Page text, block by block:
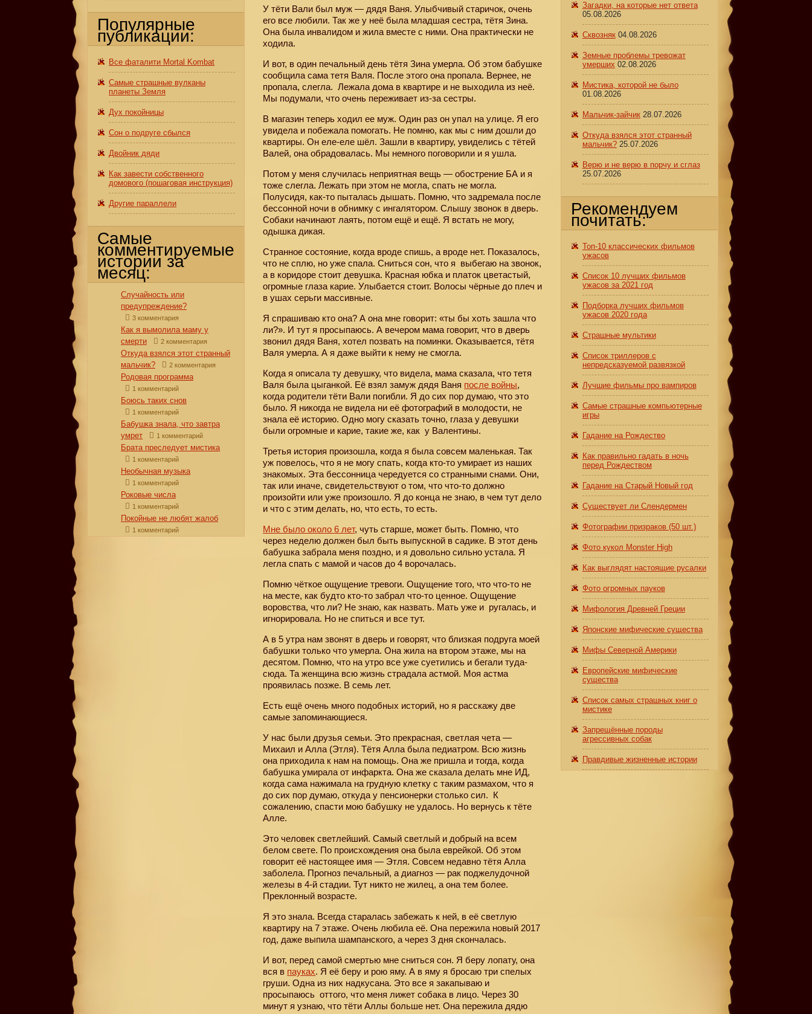
У тёти Вали был муж — дядя Ваня. Улыбчивый старичок, очень
его все любили. Так же у неё была младшая сестра, тётя Зина.
Она была инвалидом и жила вместе с ними. Она практически не
ходила.
И вот, в один печальный день тётя Зина умерла. Об этом бабушке
сообщила сама тетя Валя. После этого она пропала. Вернее, не
пропала, слегла. Лежала дома в квартире и не выходила из неё.
Мы подумали, что очень переживает из-за сестры.
В магазин теперь ходил ее муж. Один раз он упал на улице. Я его
увидела и побежала помогать. Не помню, как мы с ним дошли до
квартиры. Он еле-еле шёл. Зашли в квартиру, увиделись с тётей
Валей, она обрадовалась. Мы немного поговорили и я ушла.
Потом у меня случилась неприятная вещь — обострение БА и я
тоже слегла. Лежать при этом не могла, спать не могла.
Полусидя, как-то пыталась дышать. Помню, что задремала после
бессонной ночи в обнимку с ингалятором. Слышу звонок в дверь.
Собаки начинают лаять, потом ещё и ещё. Я встать не могу,
одышка дикая.
Странное состояние, когда вроде спишь, а вроде нет. Показалось,
что не сплю, но уже спала. Сниться сон, что я выбегаю на звонок,
а в коридоре стоит девушка. Красная юбка и платок цветастый,
огромные глаза карие. Улыбается стоит. Волосы чёрные до плеч и
в ушах серьги массивные.
Я спрашиваю кто она? А она мне говорит: «ты бы хоть зашла что
ли?». И тут я просыпаюсь. А вечером мама говорит, что в дверь
звонил дядя Ваня, хотел позвать на поминки. Оказывается, тётя
Валя умерла. А я даже выйти к нему не смогла.
Когда я описала ту девушку, что видела, мама сказала, что тетя
Валя была цыганкой. Её взял замуж дядя Ваня после войны,
когда родители тёти Вали погибли. Я до сих пор думаю, что это
было. Я никогда не видела ни её фотографий в молодости, не
знала её историю. Одно могу сказать точно, глаза у девушки
были огромные и карие, такие же, как у Валентины.
Третья история произошла, когда я была совсем маленькая. Так
уж повелось, что я не могу спать, когда кто-то умирает из наших
знакомых. Эта бессонница чередуется со странными снами. Они,
так или иначе, свидетельствуют о том, что что-то должно
произойти или уже произошло. Я до конца не знаю, в чем тут дело
и что с этим делать, но, что есть, то есть.
Мне было около 6 лет, чуть старше, может быть. Помню, что
через неделю должен был быть выпускной в садике. В этот день
бабушка забрала меня поздно, и я довольно сильно устала. Я
легла спать с мамой и часов до 4 ворочалась.
Помню чёткое ощущение тревоги. Ощущение того, что что-то не
на месте, как будто кто-то забрал что-то ценное. Ощущение
воровства, что ли? Не знаю, как назвать. Мать уже и ругалась, и
игнорировала. Но не спиться и все тут.
А в 5 утра нам звонят в дверь и говорят, что близкая подруга моей
бабушки только что умерла. Она жила на втором этаже, мы на
десятом. Помню, что на утро все уже суетились и бегали туда-
сюда. Та женщина всю жизнь страдала астмой. Моя астма
проявилась позже. В семь лет.
Есть ещё очень много подобных историй, но я расскажу две
самые запоминающиеся.
У нас были друзья семьи. Это прекрасная, светлая чета —
Михаил и Алла (Этля). Тётя Алла была педиатром. Всю жизнь
она приходила к нам на помощь. Она же пришла и тогда, когда
бабушка умирала от инфаркта. Она же сказала делать мне ИД,
когда сама нажимала на грудную клетку с таким размахом, что я
до сих пор думаю, откуда у пенсионерки столько сил. К
сожалению, спасти мою бабушку не удалось. Но вернусь к тёте
Алле.
Это человек светлейший. Самый светлый и добрый на всем
белом свете. По происхождения она была еврейкой. Об этом
говорит её настоящее имя — Этля. Совсем недавно тётя Алла
заболела. Прогноз печальный, а диагноз — рак поджелудочной
железы в 4-й стадии. Тут никто не жилец, а она тем более.
Преклонный возрасте.
Я это знала. Всегда старалась забежать к ней, в её светлую
квартиру на 7 этаже. Очень любила её. Она пережила новый 2017
год, даже выпила шампанского, а через 3 дня скончалась.
И вот, перед самой смертью мне сниться сон. Я беру лопату, она
вся в пауках. Я её беру и рою яму. А в яму я бросаю три спелых
груши. Одна из них надкусана. Это все я закапываю и
просыпаюсь оттого, что меня лижет собака в лицо. Через 30
минут я узнаю, что тёти Аллы больше нет. Она пережила дядю
Популярные
публикации:
Все фаталити Mortal Kombat
Самые страшные вулканы
планеты Земля
Дух покойницы
Сон о подруге сбылся
Двойник дяди
Как завести собственного
домового (пошаговая инструкция)
Другие параллели
Самые
комментируемые
истории за
месяц:
Случайность или
предупреждение?
3 комментария
Как я вымолила маму у
смерти
2 комментария
Откуда взялся этот странный
мальчик?
2 комментария
Родовая программа
1 комментарий
Боюсь таких снов
1 комментарий
Бабушка знала, что завтра
умрет
1 комментарий
Брата преследует мистика
1 комментарий
Необычная музыка
1 комментарий
Роковые числа
1 комментарий
Покойные не любят жалоб
1 комментарий
Загадки, на которые нет ответа
05.08.2026
Сквозняк 04.08.2026
Земные проблемы тревожат
умерших 02.08.2026
Мистика, которой не было
01.08.2026
Мальчик-зайчик 28.07.2026
Откуда взялся этот странный
мальчик? 25.07.2026
Верю и не верю в порчу и сглаз
25.07.2026
Рекомендуем
почитать:
Топ-10 классических фильмов
ужасов
Список 10 лучших фильмов
ужасов за 2021 год
Подборка лучших фильмов
ужасов 2020 года
Страшные мультики
Список триллеров с
непредсказуемой развязкой
Лучшие фильмы про вампиров
Самые страшные компьютерные
игры
Гадание на Рождество
Как правильно гадать в ночь
перед Рождеством
Гадание на Старый Новый год
Существует ли Слендермен
Фотографии призраков (50 шт.)
Фото кукол Monster High
Как выглядят настоящие русалки
Фото огромных пауков
Мифология Древней Греции
Японские мифические существа
Мифы Северной Америки
Европейские мифические
существа
Список самых страшных книг о
мистике
Запрещённые породы
агрессивных собак
Правдивые жизненные истории